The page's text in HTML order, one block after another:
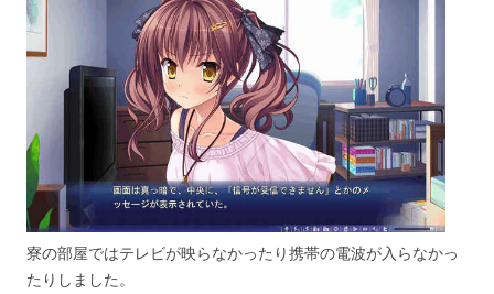
寮の部屋ではテレビが映らなかったり携帯の電波が入らなかっ
たりしました。